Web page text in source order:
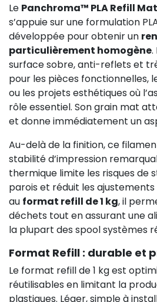
Le Panchroma™ PLA Refill
s’appuie sur une formulation
développée pour obtenir un
particulièrement homogène.
surface sobre, anti-reflets et
pour les pièces fonctionnelles,
ou les projets esthétiques où
rôle essentiel. Son grain mat
et donne immédiatement un
Au-delà de la finition, ce
stabilité d’impression
thermique limite les risques de
parois et réduit les ajustements
au format refill de 1 kg, il
déchets tout en assurant une
la plupart des spool systèmes
Format Refill : durable et
Le format refill de 1 kg est
réutilisables en limitant la
plastiques. Léger, simple à